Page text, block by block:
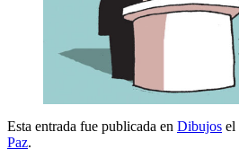
Esta entrada fue publicada en Dibujos el
Paz.